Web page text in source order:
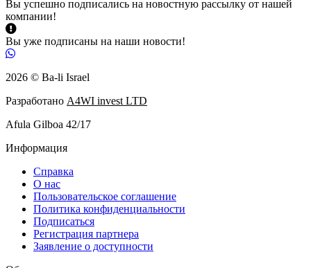
Вы успешно подписались на новостную рассылку от нашей
компании!
Вы уже подписаны на наши новости!
2026 © Ba-li Israel
Разработано A4WI invest LTD
Afula Gilboa 42/17
Информация
Справка
О нас
Пользовательское соглашение
Политика конфиденциальности
Подписаться
Регистрация партнера
Заявление о доступности